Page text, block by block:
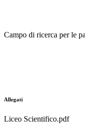
Campo di ricerca per le
Allegati
Liceo Scientifico.pdf